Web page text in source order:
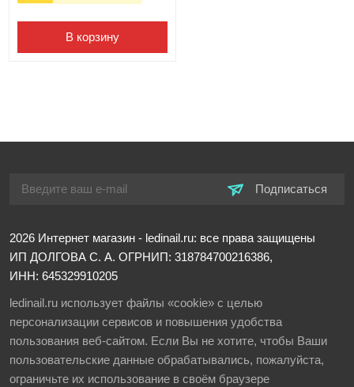
В корзину
Подписаться
2026 Интернет магазин - ledinail.ru: все права защищены
ИП ДОЛГОВА С. А. ОГРНИП: 318784700216386,
ИНН: 645329910205
ledinail.ru использует файлы «cookie» с целью
персонализации сервисов и повышения удобства
пользования веб-сайтом. Если Вы не хотите, чтобы Ваши
пользовательские данные обрабатывались, пожалуйста,
ограничьте их использование в своём браузере